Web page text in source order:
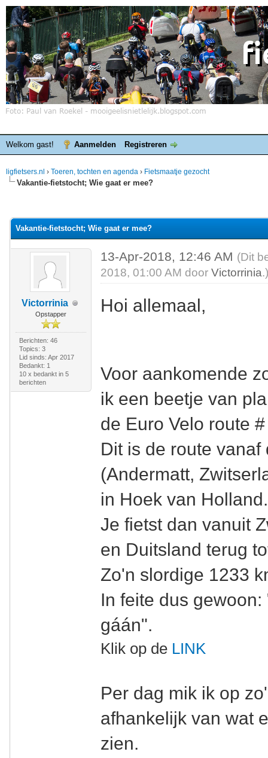
Welkom gast! Aanmelden Registreren
ligfietsers.nl › Toeren, tochten en agenda › Fietsmaatje gezocht
Vakantie-fietstocht; Wie gaat er mee?
Vakantie-fietstocht; Wie gaat er mee?
Victorrinia
Opstapper
Berichten: 46
Topics: 3
Lid sinds: Apr 2017
Bedankt: 1
10 x bedankt in 5
berichten
13-Apr-2018, 12:46 AM (Dit
2018, 01:00 AM doorVictorrinia
Hoi allemaal,
Voor aankomende
ik een beetje van
de Euro Velo route
Dit is de route
(Andermatt,
in Hoek van Holland.
Je fietst dan vanuit
en Duitsland terug
Zo'n slordige 1233
In feite dus
gáán".
Klik op de LINK
Per dag mik ik op
afhankelijk van wat
zien.